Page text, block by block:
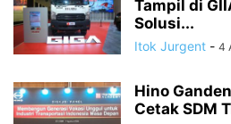
Tampil di
Solusi...
Itok Jurgent - 4
Hino
Cetak SDM